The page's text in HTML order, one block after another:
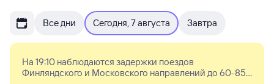
Все дни Сегодня, 7 августа Завтра
На 19:10 наблюдаются задержки поездов
Финляндского и Московского направлений до 60-85